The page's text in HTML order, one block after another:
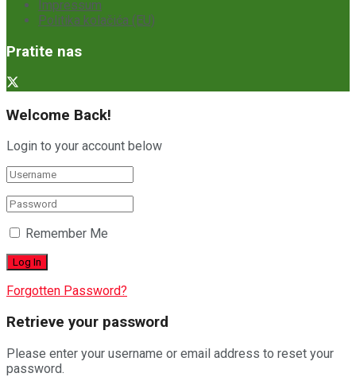
Impressum
Politika kolačića (EU)
Pratite nas
Welcome Back!
Login to your account below
Remember Me
Forgotten Password?
Retrieve your password
Please enter your username or email address to reset your
password.